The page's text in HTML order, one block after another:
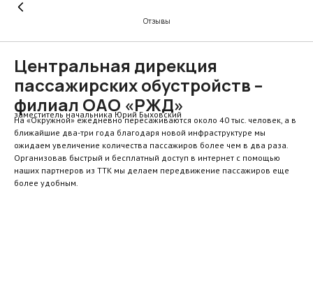
Отзывы
Центральная дирекция
пассажирских обустройств –
филиал ОАО «РЖД»
заместитель начальника Юрий Быховский
На «Окружной» ежедневно пересаживаются около 40 тыс. человек, а в
ближайшие два-три года благодаря новой инфраструктуре мы
ожидаем увеличение количества пассажиров более чем в два раза.
Организовав быстрый и бесплатный доступ в интернет с помощью
наших партнеров из ТТК мы делаем передвижение пассажиров еще
более удобным.